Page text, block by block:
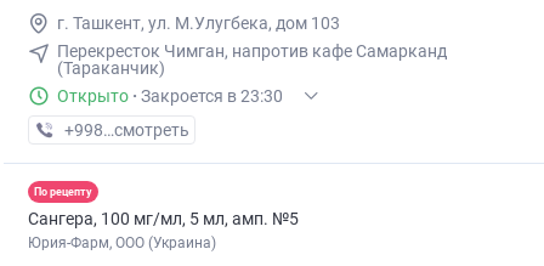
г. Ташкент, ул. М.Улугбека, дом 103
Перекресток Чимган, напротив кафе Самарканд
(Тараканчик)
Открыто · Закроется в 23:30
+998 (97) XXX-XX-XX
смотреть
По рецепту
Сангера, 100 мг/мл, 5 мл, амп. №5
Юрия-Фарм, ООО (Украина)